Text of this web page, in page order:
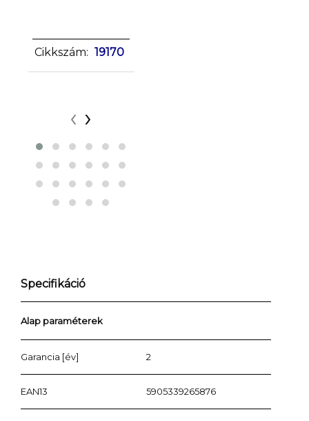
Cikkszám: 19170
‹ ›
Specifikáció
Alap paraméterek
Garancia [év] 2
EAN13 5905339265876